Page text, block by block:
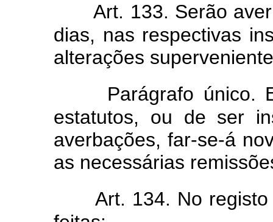
Art. 133. Serão
dias, nas respectivas
alterações
Parágrafo único.
estatutos, ou de ser
averbações, far-se-á
as necessárias
Art. 134. No